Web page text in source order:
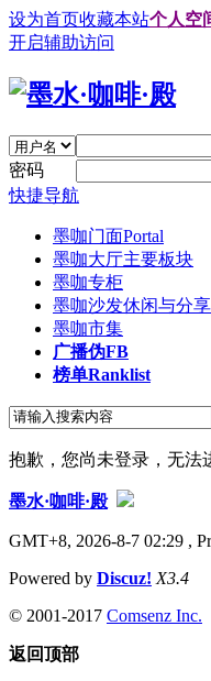
设为首页收藏本站个人空
开启辅助访问
密码
快捷导航
墨咖门面Portal
墨咖大厅主要板块
墨咖专柜
墨咖沙发休闲与分
墨咖市集
广播伪FB
榜单Ranklist
抱歉，您尚未登录，无法
墨水·咖啡·殿
GMT+8, 2026-8-7 02:29 ,
Powered by Discuz! X3.4
© 2001-2017 Comsenz Inc.
返回顶部